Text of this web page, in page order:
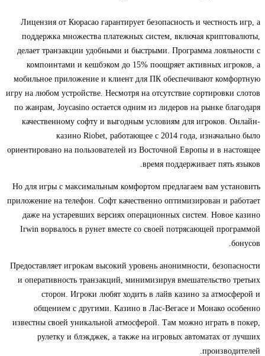
Лицензия от Кюрасао гарантирует безопасность и честность игр, а
поддержка множества платежных систем, включая криптовалюты,
делает транзакции удобными и быстрыми. Программа лояльности с
компоинтами и кешбэком до 15% поощряет активных игроков, а
мобильное приложение и клиент для ПК обеспечивают комфортную
игру на любом устройстве. Несмотря на отсутствие сортировки слотов
по жанрам, Joycasino остается одним из лидеров на рынке благодаря
качественному софту и выгодным условиям для игроков. Онлайн-
казино Riobet, работающее с 2014 года, изначально было
ориентировано на пользователей из Восточной Европы и в настоящее
время поддерживает пять языков.
Но для игры с максимальным комфортом предлагаем вам установить
приложение на телефон. Софт качественно оптимизирован и работает
даже на устаревших версиях операционных систем. Новое казино
Irwin ворвалось в рунет вместе со своей потрясающей программой
бонусов.
Предоставляет игрокам высокий уровень анонимности, безопасности
и оперативность транзакций, минимизируя вмешательство третьих
сторон. Игроки любят ходить в лайв казино за атмосферой и
общением с другими. Казино в Лас-Вегасе и Монако особенно
известны своей уникальной атмосферой. Там можно играть в покер,
рулетку и блэкджек, а также на игровых автоматах от лучших
производителей.